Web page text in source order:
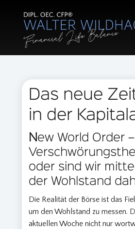
Das neue
in der
New World Order
oder sind wir
der Wohlstand
Die Realität der Börse ist das
um den Wohlstand zu messen.
aktuellen Woche nicht nur